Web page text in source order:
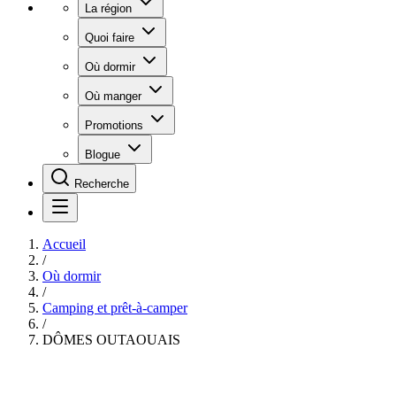
La région
Quoi faire
Où dormir
Où manger
Promotions
Blogue
Recherche
Accueil
/
Où dormir
/
Camping et prêt-à-camper
/
DÔMES OUTAOUAIS